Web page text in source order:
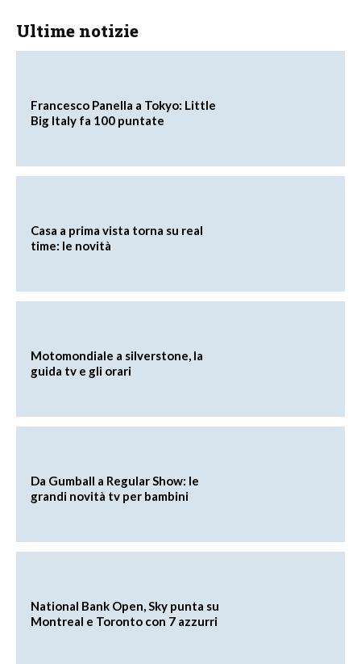
Ultime notizie
Francesco Panella a Tokyo: Little
Big Italy fa 100 puntate
Casa a prima vista torna su real
time: le novità
Motomondiale a silverstone, la
guida tv e gli orari
Da Gumball a Regular Show: le
grandi novità tv per bambini
National Bank Open, Sky punta su
Montreal e Toronto con 7 azzurri